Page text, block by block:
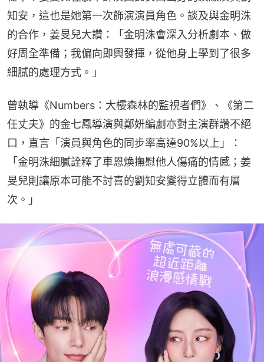
知安，這也是她第一次飾演演員角色。談及與金明洙
的合作，姜旻兒大讚：「金明洙會深入分析劇本、做
好周全準備；我偏向即興發揮，從他身上學到了很多
細膩的處理方式。」
曾執導《Numbers：大樓森林的監視者們》、《第二
任丈夫》的金七鳳導演與鄭妍編劇亦對主演群讚不絕
口，直言「演員與角色的同步率高達90%以上」：
「金明洙細膩詮釋了車恩煥撫慰他人傷痛的情感；姜
旻兒則讓原本可能不討喜的劉知安變得立體而有層
次。」